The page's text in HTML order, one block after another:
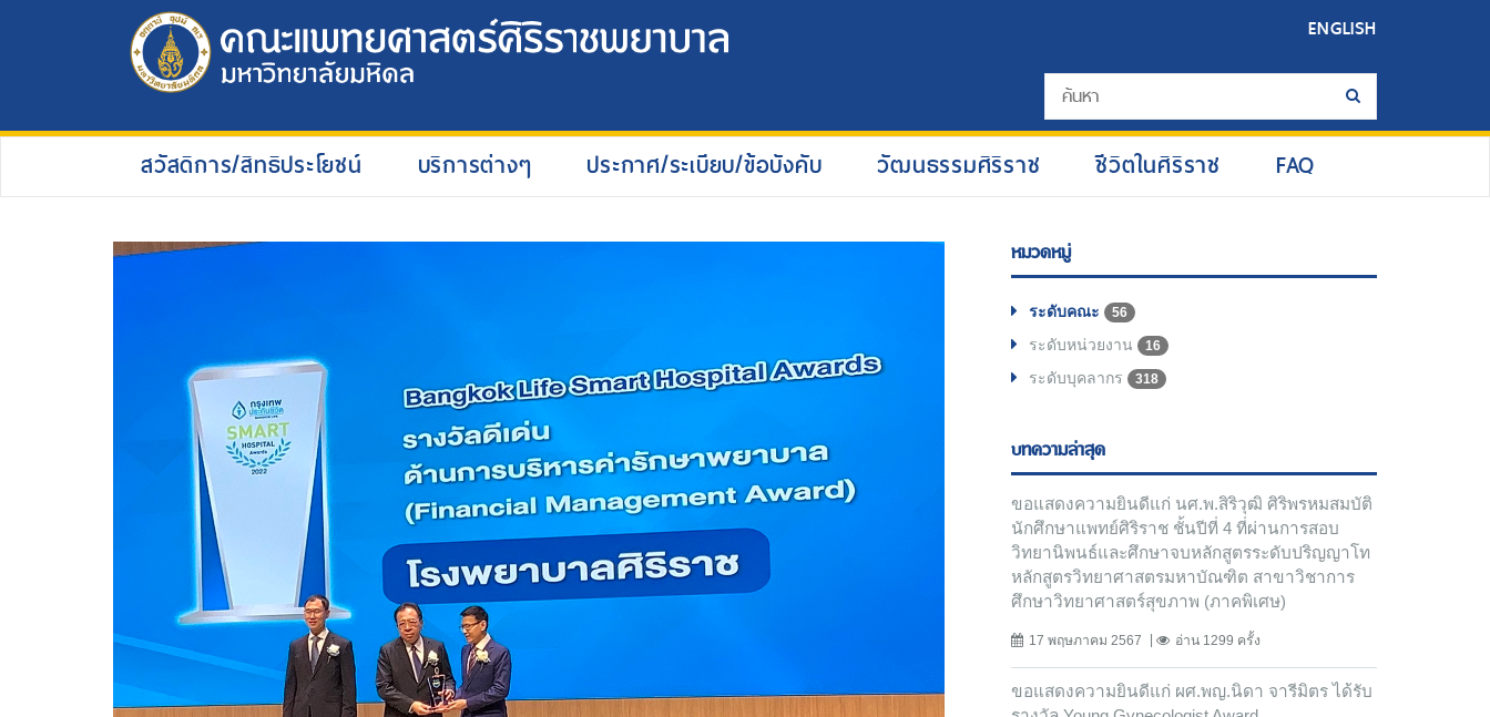
ENGLISH
สวัสดิการ/สิทธิประโยชน์ บริการต่างๆ ประกาศ/ระเบียบ/ข้อบังคับ วัฒนธรรมศิริราช ชีวิตในศิริราช FAQ
หมวดหมู่
ระดับคณะ 56
ระดับหน่วยงาน 16
ระดับบุคลากร 318
บทความล่าสุด
ขอแสดงความยินดีแก่ นศ.พ.สิริวุฒิ ศิริพรหมสมบัติ
นักศึกษาแพทย์ศิริราช ชั้นปีที่ 4 ที่ผ่านการสอบ
วิทยานิพนธ์และศึกษาจบหลักสูตรระดับปริญญาโท
หลักสูตรวิทยาศาสตรมหาบัณฑิต สาขาวิชาการ
ศึกษาวิทยาศาสตร์สุขภาพ (ภาคพิเศษ)
17 พฤษภาคม 2567 อ่าน 1299 ครั้ง
ขอแสดงความยินดีแก่ ผศ.พญ.นิดา จารีมิตร ได้รับ